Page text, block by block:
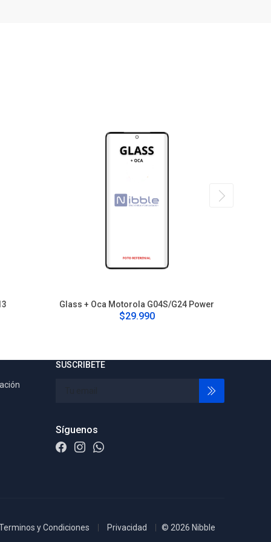
Glass + Oca Motorola G04S/G24 Power
$29.990
SUSCRIBETE
Síguenos
y Condiciones Privacidad © 2026 Nibble